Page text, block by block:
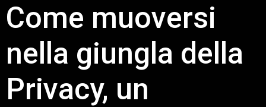
Come muoversi
nella giungla della
Privacy, un